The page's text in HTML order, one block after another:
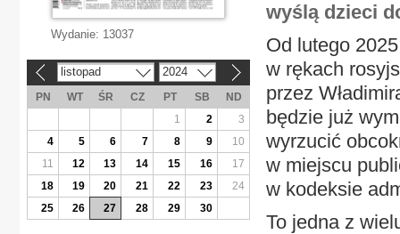
wyślą dzieci
Od lutego
w rękach
przez
będzie już
wyrzucić
w miejscu
w kodeksie
To jedna z
Wydanie: 13037
listopad 2024
PN WT ŚR CZ PT SB
ND
1
2
3
4
5 6 7 8 9
10
11
12 13 14 15 16
17
18
19 20 21 22 23
24
25
26 27 28 29 30